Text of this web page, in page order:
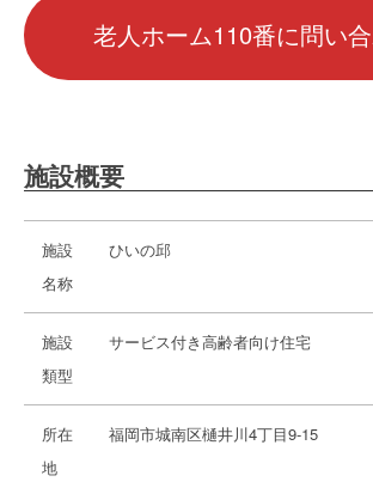
老人ホーム110番に問い
施設概要
施設
名称
ひいの邱
施設
類型
サービス付き高齢者向け住宅
所在
地
福岡市城南区樋井川4丁目9-15